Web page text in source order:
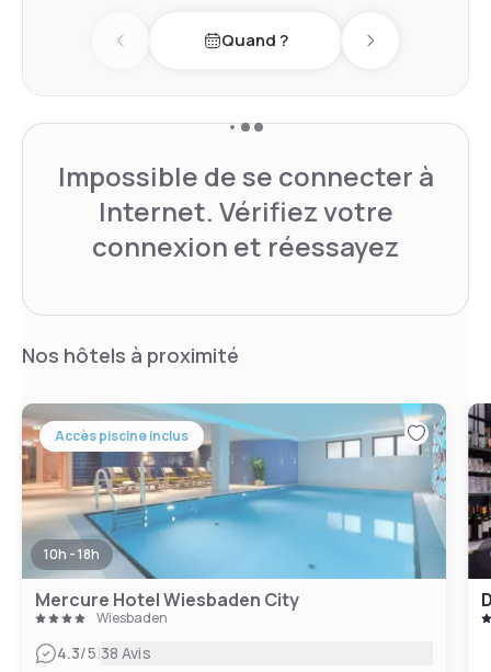
Previous dayQuand ? Next day
Impossible de se connecter à
Internet. Vérifiez votre
connexion et réessayez
Nos hôtels à proximité
Accès piscine inclus
10h - 18h
Mercure Hotel Wiesbaden City
Wiesbaden
4.3/5|38 Avis